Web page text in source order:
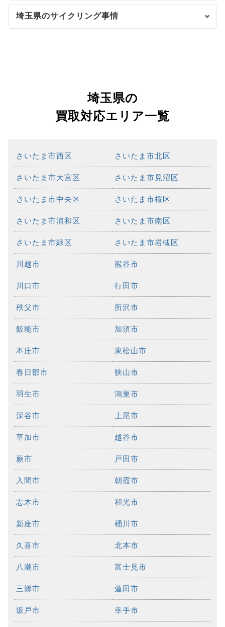
埼玉県のサイクリング事情
埼玉県の
買取対応エリア一覧
さいたま市西区 さいたま市北区
さいたま市大宮区 さいたま市見沼区
さいたま市中央区 さいたま市桜区
さいたま市浦和区 さいたま市南区
さいたま市緑区 さいたま市岩槻区
川越市 熊谷市
川口市 行田市
秩父市 所沢市
飯能市 加須市
本庄市 東松山市
春日部市 狭山市
羽生市 鴻巣市
深谷市 上尾市
草加市 越谷市
蕨市 戸田市
入間市 朝霞市
志木市 和光市
新座市 桶川市
久喜市 北本市
八潮市 富士見市
三郷市 蓮田市
坂戸市 幸手市